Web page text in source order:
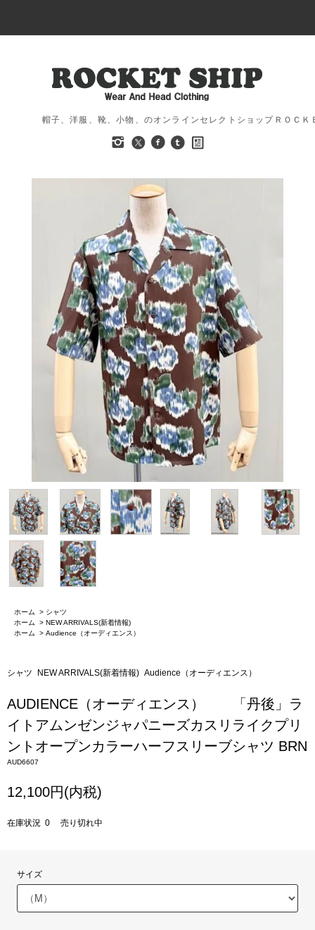
帽子、洋服、靴、小物、のオンラインセレクトショップＲＯＣ
ホーム > シャツ
ホーム
> NEW ARRIVALS(新着情報)
ホーム
> Audience（オーディエンス）
シャツ NEW ARRIVALS(新着情報) Audience（オーディエンス）
AUDIENCE（オーディエンス） 「丹後」ラ
イトアムンゼンジャパニーズカスリライクプリ
ントオープンカラーハーフスリーブシャツ BRN
AUD6607
12,100円(内税)
在庫状況 0 売り切れ中
サイズ